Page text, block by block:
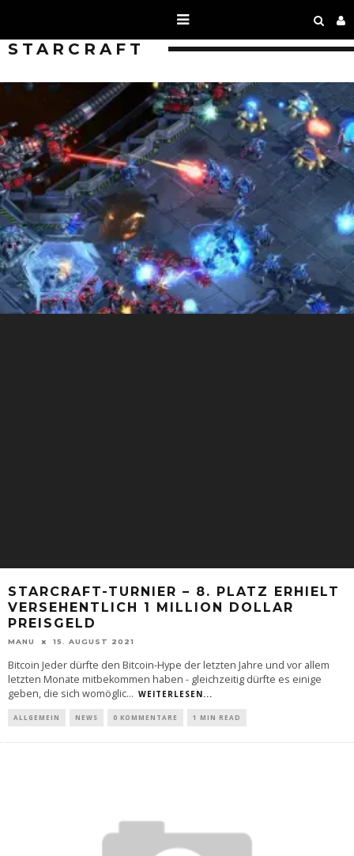
STARCRAFT
STARCRAFT-TURNIER – 8. PLATZ ERHIELT
VERSEHENTLICH 1 MILLION DOLLAR
PREISGELD
MANU 15. AUGUST 2021
Bitcoin Jeder dürfte den Bitcoin-Hype der letzten Jahre und vor allem
letzten Monate mitbekommen haben - gleichzeitig dürfte es einige
geben, die sich womöglic... WEITERLESEN...
ALLGEMEIN NEWS 0 KOMMENTARE 1 MIN READ